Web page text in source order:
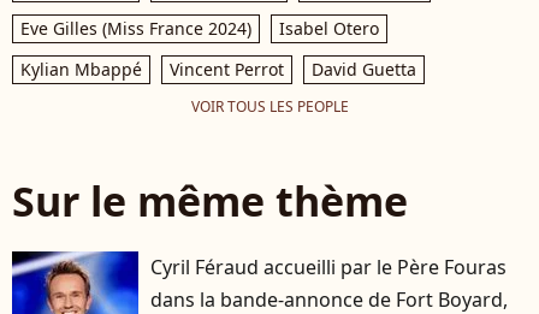
Eve Gilles (Miss France 2024)
Isabel Otero
Kylian Mbappé
Vincent Perrot David Guetta
VOIR TOUS LES PEOPLE
Sur le même thème
Cyril Féraud accueilli par le Père Fouras
dans la bande-annonce de Fort Boyard,